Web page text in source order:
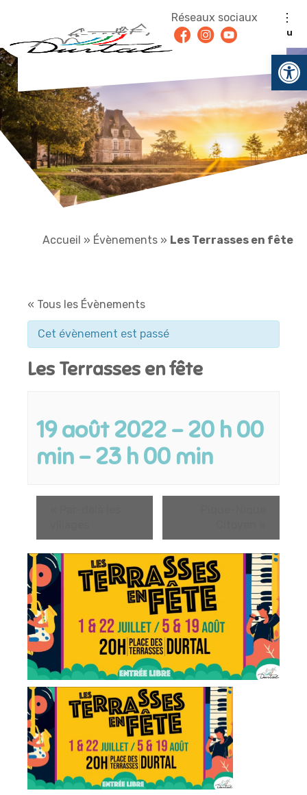
Menu
Réseaux sociaux
FacebookInstagram
Youtube
Accueil » Évènements » Les Terrasses en fête
« Tous les Évènements
Cet évènement est passé
Les Terrasses en fête
19 août 2022 - 20 h 00
min-23 h 00 min